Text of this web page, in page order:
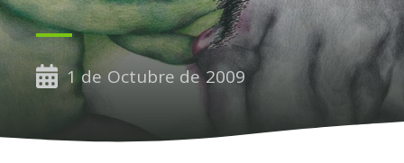
1 de Octubre de 2009